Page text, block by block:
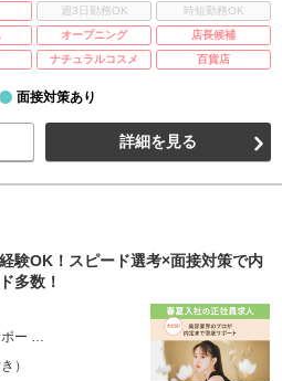
週3日勤務OK
時短勤務OK
オープニング
店長候補
ナチュラルコスメ 百貨店
面接対策あり
詳細を見る
験OK！スピード選考×面接対策で内
多数！
ポー …
）